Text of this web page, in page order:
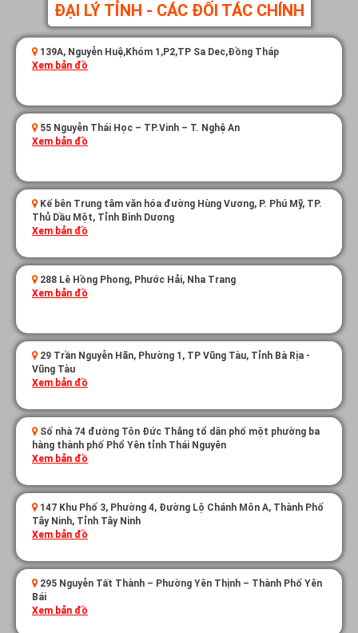
ĐẠI LÝ TỈNH - CÁC ĐỐI TÁC CHÍNH
139A, Nguyễn Huệ,Khóm 1,P2,TP Sa Dec,Đồng Tháp
Xem bản đồ
55 Nguyễn Thái Học – TP.Vinh – T. Nghệ An
Xem bản đồ
Kế bên Trung tâm văn hóa đường Hùng Vương, P. Phú Mỹ, TP.
Thủ Dầu Một, Tỉnh Bình Dương
Xem bản đồ
288 Lê Hồng Phong, Phước Hải, Nha Trang
Xem bản đồ
29 Trần Nguyễn Hãn, Phường 1, TP Vũng Tàu, Tỉnh Bà Rịa -
Vũng Tàu
Xem bản đồ
Số nhà 74 đường Tôn Đức Thắng tổ dân phố một phường ba
hàng thành phố Phổ Yên tỉnh Thái Nguyên
Xem bản đồ
147 Khu Phố 3, Phường 4, Đường Lộ Chánh Môn A, Thành Phố
Tây Ninh, Tỉnh Tây Ninh
Xem bản đồ
295 Nguyễn Tất Thành – Phường Yên Thịnh – Thành Phố Yên
Bái
Xem bản đồ